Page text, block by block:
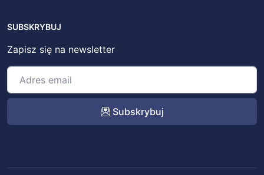
SUBSKRYBUJ
Zapisz się na newsletter
Subskrybuj